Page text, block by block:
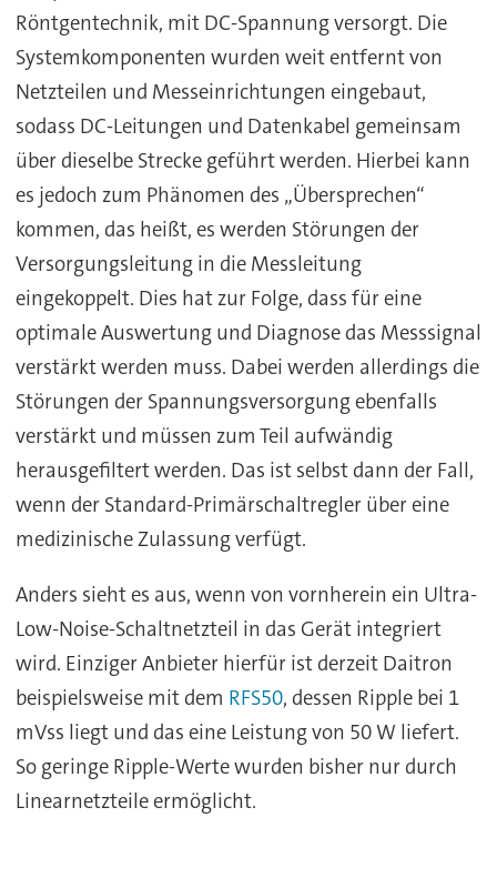
Röntgentechnik, mit DC-Spannung versorgt. Die
Systemkomponenten wurden weit entfernt von
Netzteilen und Messeinrichtungen eingebaut,
sodass DC-Leitungen und Datenkabel gemeinsam
über dieselbe Strecke geführt werden. Hierbei kann
es jedoch zum Phänomen des „Übersprechen“
kommen, das heißt, es werden Störungen der
Versorgungsleitung in die Messleitung
eingekoppelt. Dies hat zur Folge, dass für eine
optimale Auswertung und Diagnose das Messsignal
verstärkt werden muss. Dabei werden allerdings die
Störungen der Spannungsversorgung ebenfalls
verstärkt und müssen zum Teil aufwändig
herausgefiltert werden. Das ist selbst dann der Fall,
wenn der Standard-Primärschaltregler über eine
medizinische Zulassung verfügt.
Anders sieht es aus, wenn von vornherein ein Ultra-
Low-Noise-Schaltnetzteil in das Gerät integriert
wird. Einziger Anbieter hierfür ist derzeit Daitron
beispielsweise mit dem RFS50, dessen Ripple bei 1
mVss liegt und das eine Leistung von 50 W liefert.
So geringe Ripple-Werte wurden bisher nur durch
Linearnetzteile ermöglicht.